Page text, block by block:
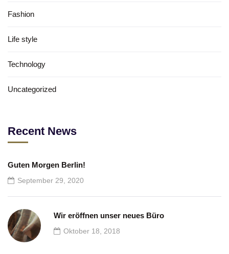
Fashion
Life style
Technology
Uncategorized
Recent News
Guten Morgen Berlin!
September 29, 2020
Wir eröffnen unser neues Büro
Oktober 18, 2018